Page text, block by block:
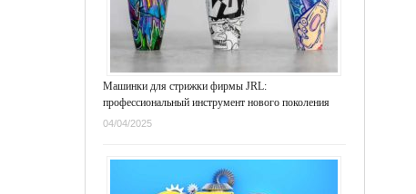
Машинки для стрижки фирмы JRL:
профессиональный инструмент нового поколения
04/04/2025